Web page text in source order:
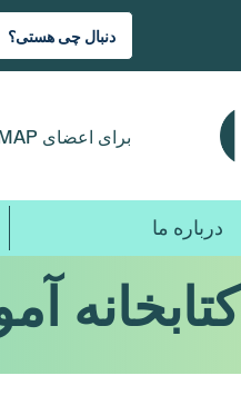
برای اعضای MAP
درباره ما
کتابخانه